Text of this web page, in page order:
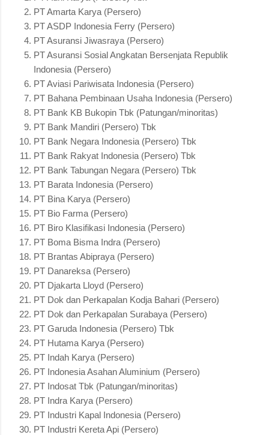
PT Amarta Karya (Persero)
PT ASDP Indonesia Ferry (Persero)
PT Asuransi Jiwasraya (Persero)
PT Asuransi Sosial Angkatan Bersenjata Republik
Indonesia (Persero)
PT Aviasi Pariwisata Indonesia (Persero)
PT Bahana Pembinaan Usaha Indonesia (Persero)
PT Bank KB Bukopin Tbk (Patungan/minoritas)
PT Bank Mandiri (Persero) Tbk
PT Bank Negara Indonesia (Persero) Tbk
PT Bank Rakyat Indonesia (Persero) Tbk
PT Bank Tabungan Negara (Persero) Tbk
PT Barata Indonesia (Persero)
PT Bina Karya (Persero)
PT Bio Farma (Persero)
PT Biro Klasifikasi Indonesia (Persero)
PT Boma Bisma Indra (Persero)
PT Brantas Abipraya (Persero)
PT Danareksa (Persero)
PT Djakarta Lloyd (Persero)
PT Dok dan Perkapalan Kodja Bahari (Persero)
PT Dok dan Perkapalan Surabaya (Persero)
PT Garuda Indonesia (Persero) Tbk
PT Hutama Karya (Persero)
PT Indah Karya (Persero)
PT Indonesia Asahan Aluminium (Persero)
PT Indosat Tbk (Patungan/minoritas)
PT Indra Karya (Persero)
PT Industri Kapal Indonesia (Persero)
PT Industri Kereta Api (Persero)